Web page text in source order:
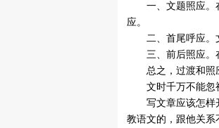
一、文题照应。在
应。
二、首尾呼应。文
三、前后照应。在
总之，过渡和照
文时千万不能忽
写文章应该怎样开
教语文的，跟他关